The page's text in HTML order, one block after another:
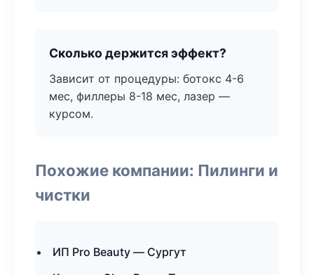
Сколько держится эффект?
Зависит от процедуры: ботокс 4-6
мес, филлеры 8-18 мес, лазер —
курсом.
Похожие компании: Пилинги и
чистки
ИП Pro Beauty — Сургут